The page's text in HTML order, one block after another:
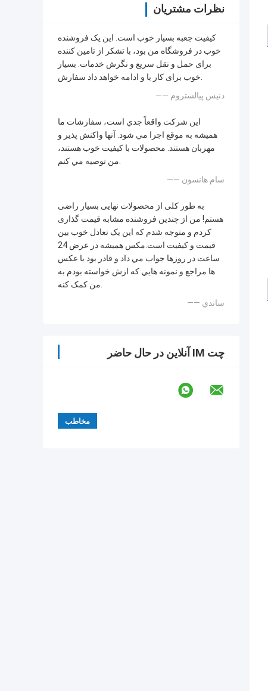
نظرات مشتریان
کیفیت جعبه بسیار خوب است. این یک فروشنده
خوب در فروشگاه من بود، با تشکر از تامین کننده
برای حمل و نقل سریع و نگرش خدمات. بسیار
خوب برای کار با و ادامه خواهد داد سفارش.
—— دنيس پيالستروم
اين شرکت واقعاً جدي است، سفارشات ما
هميشه به موقع اجرا مي شود. آنها واکنش پذير و
مهربان هستند. محصولات با کيفيت خوب هستند،
من توصيه مي کنم.
—— سام هانسون
به طور کلی از محصولات نهایی بسیار راضی
هستم! من از چندین فروشنده مشابه قیمت گذاری
کردم و متوجه شدم که این یک تعادل خوب بین
قیمت و کیفیت است.مکس هميشه در عرض 24
ساعت در روزها جواب مي داد و قادر بود با عکس
ها مراجع و نمونه هايي که ازش خواسته بودم به
من کمک کنه.
—— ساندي
چت IM آنلاین در حال حاضر